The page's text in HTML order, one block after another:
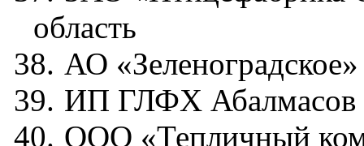
область
38. АО
39. ИП ГЛФХ Абалмасов
40. ООО «Тепличный